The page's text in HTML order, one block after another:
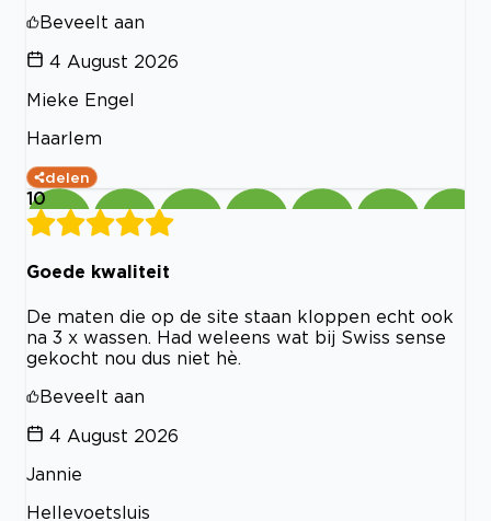
Beveelt aan
4 August 2026
Mieke Engel
Haarlem
delen
10
Goede kwaliteit
De maten die op de site staan kloppen echt ook
na 3 x wassen. Had weleens wat bij Swiss sense
gekocht nou dus niet hè.
Beveelt aan
4 August 2026
Jannie
Hellevoetsluis